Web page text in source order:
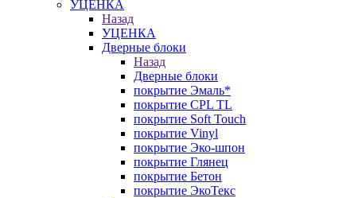
УЦЕНКА
Назад
УЦЕНКА
Дверные блоки
Назад
Дверные блоки
покрытие Эмаль*
покрытие CPL TL
покрытие Soft Touch
покрытие Vinyl
покрытие Эко-шпон
покрытие Глянец
покрытие Бетон
покрытие ЭкоТекс